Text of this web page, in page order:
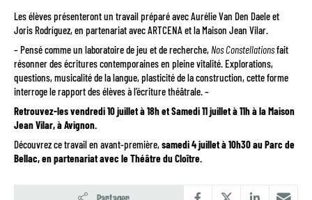
Les élèves présenteront un travail préparé avec Aurélie Van Den Daele et
Joris Rodríguez, en partenariat avec ARTCENA et la Maison Jean Vilar.
– Pensé comme un laboratoire de jeu et de recherche, Nos Constellationsfait
résonner des écritures contemporaines en pleine vitalité. Explorations,
questions, musicalité de la langue, plasticité de la construction, cette forme
interroge le rapport des élèves à l’écriture théâtrale. –
Retrouvez-les vendredi 10 juillet à 18h et Samedi 11 juillet à 11h à la Maison
Jean Vilar, à Avignon.
Découvrez ce travail en avant-première,samedi 4 juillet à 10h30 au Parc de
Bellac, en partenariat avec le Théâtre du Cloître.
Partager